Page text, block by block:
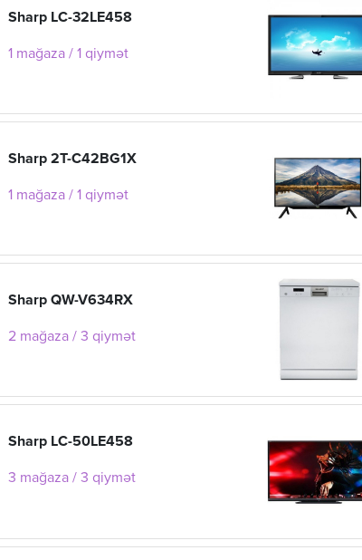
Sharp LC-32LE458
1 mağaza / 1 qiymət
Sharp 2T-C42BG1X
1 mağaza / 1 qiymət
Sharp QW-V634RX
2 mağaza / 3 qiymət
Sharp LC-50LE458
3 mağaza / 3 qiymət